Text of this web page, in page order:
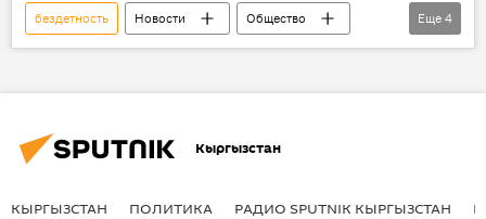
бездетность Новости
Общество
В мире
Япония
ребенок
Еще 4
Кыргызстан
КЫРГЫЗСТАН ПОЛИТИКА РАДИО SPUTNIK КЫРГЫЗСТАН